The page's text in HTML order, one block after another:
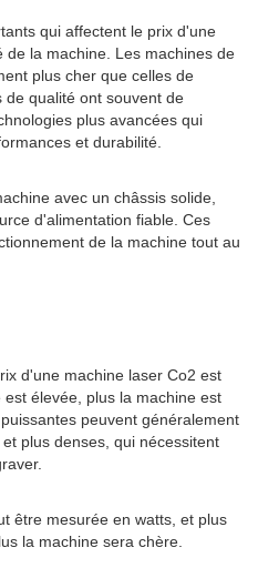
qui affectent le prix d'une
de la machine. Les machines de
plus cher que celles de
qualité ont souvent de
plus avancées qui
et durabilité.
avec un châssis solide,
d'alimentation fiable. Ces
de la machine tout au
d'une machine laser Co2 est
élevée, plus la machine est
peuvent généralement
plus denses, qui nécessitent
être mesurée en watts, et plus
la machine sera chère.